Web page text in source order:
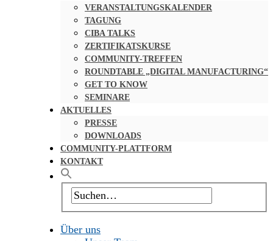
VERANSTALTUNGSKALENDER
TAGUNG
CIBA TALKS
ZERTIFIKATSKURSE
COMMUNITY-TREFFEN
ROUNDTABLE „DIGITAL MANUFACTURING“
GET TO KNOW
SEMINARE
AKTUELLES
PRESSE
DOWNLOADS
COMMUNITY-PLATTFORM
KONTAKT
Über uns